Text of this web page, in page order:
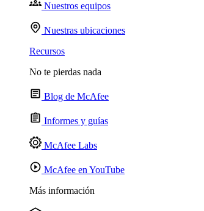
Nuestros equipos
Nuestras ubicaciones
Recursos
No te pierdas nada
Blog de McAfee
Informes y guías
McAfee Labs
McAfee en YouTube
Más información